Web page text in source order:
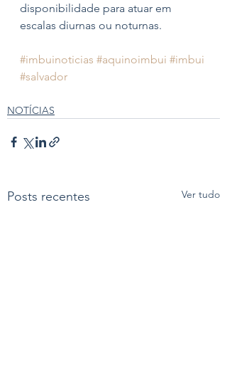
disponibilidade para atuar em
escalas diurnas ou noturnas.
#imbuinoticias #aquinoimbui #imbui
#salvador
NOTÍCIAS
Posts recentes Ver tudo